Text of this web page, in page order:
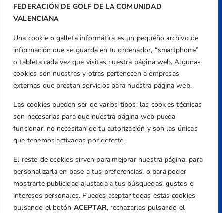
FEDERACIÓN DE GOLF DE LA COMUNIDAD
VALENCIANA
Una cookie o galleta informática es un pequeño archivo de
información que se guarda en tu ordenador, “smartphone”
o tableta cada vez que visitas nuestra página web. Algunas
cookies son nuestras y otras pertenecen a empresas
externas que prestan servicios para nuestra página web.
Las cookies pueden ser de varios tipos: las cookies técnicas
son necesarias para que nuestra página web pueda
funcionar, no necesitan de tu autorización y son las únicas
que tenemos activadas por defecto.
El resto de cookies sirven para mejorar nuestra página, para
personalizarla en base a tus preferencias, o para poder
mostrarte publicidad ajustada a tus búsquedas, gustos e
intereses personales. Puedes aceptar todas estas cookies
pulsando el botón ACEPTAR, rechazarlas pulsando el
Dirección
Centre de L´Esport, Carrer d'Isaac Peral i
Caballero, Nº 5, Despachos 2 y 3, 46980,
Valencia
+34 961 367 799
Email
federacion@golfcv.com
Aviso Legal
Política de Privacidad
Transparencia
Normativa